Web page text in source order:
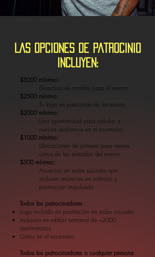
Las opciones de patrocinio
incluyen:
$5000 mínimo:
Derechos de nombre para el evento.
$2500 mínimo:
Tu logo en pancartas de escenario
$2000 mínimo:
Una oportunidad para saludar a
nuestra audiencia en el escenario.
$1000 mínimo:
Ubicaciones de primera para mesas
cerca de las entradas del evento
$500 mínimo:
Anuncios en redes sociales que
incluyen anuncios en solitario y
promoción impulsada
Todos los patrocinadores :
Logo incluido en promoción en redes sociales
Inclusión en e-blast semanal de +2000
destinatarios
Gritos en el escenario
Todos los patrocinadores o cualquier persona